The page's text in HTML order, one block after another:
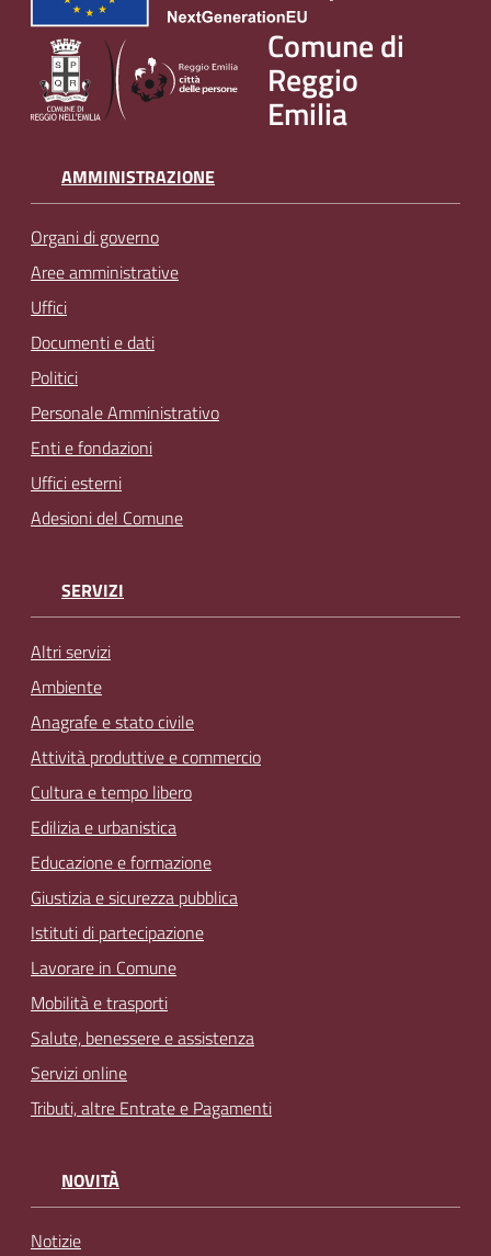
Comune di
Reggio
Emilia
AMMINISTRAZIONE
Organi di governo
Aree amministrative
Uffici
Documenti e dati
Politici
Personale Amministrativo
Enti e fondazioni
Uffici esterni
Adesioni del Comune
SERVIZI
Altri servizi
Ambiente
Anagrafe e stato civile
Attività produttive e commercio
Cultura e tempo libero
Edilizia e urbanistica
Educazione e formazione
Giustizia e sicurezza pubblica
Istituti di partecipazione
Lavorare in Comune
Mobilità e trasporti
Salute, benessere e assistenza
Servizi online
Tributi, altre Entrate e Pagamenti
NOVITÀ
Notizie